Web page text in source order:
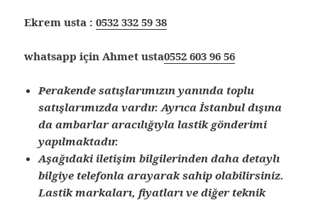
Ekrem usta :0532 332 59 38
whatsapp için Ahmet usta0552 603 96 56
Perakende satışlarımızın yanında toplu
satışlarımızda vardır. Ayrıca İstanbul dışına
da ambarlar aracılığıyla lastik gönderimi
yapılmaktadır.
Aşağıdaki iletişim bilgilerinden daha detaylı
bilgiye telefonla arayarak sahip olabilirsiniz.
Lastik markaları, fiyatları ve diğer teknik